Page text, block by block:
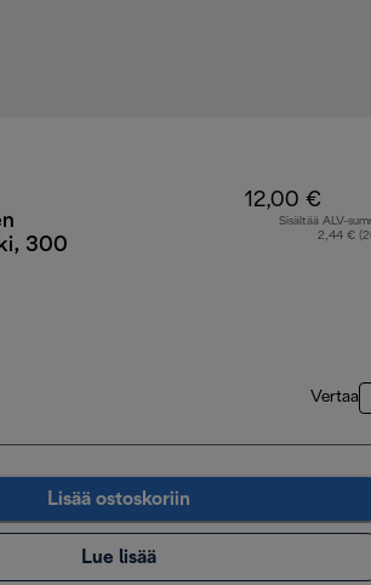
300
12,00 €
Sisältää ALV-
2,44 €
Vertaa
Lisää ostoskoriin
Lue lisää